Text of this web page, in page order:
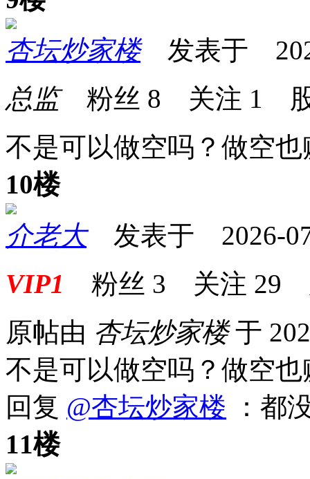
杏坛炒家楼发表于
总监粉丝 8 关注 1
不是可以做空吗？做空也
10楼
介老大发表于 2026-
VIP1 粉丝 3 关注 29
原帖由 杏坛炒家楼于
不是可以做空吗？做空也
回复 @杏坛炒家楼 ：都
11楼